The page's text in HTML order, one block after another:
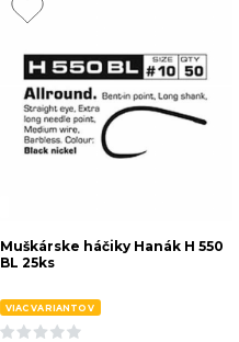
Muškárske háčiky Hanák H 550
BL 25ks
VIAC VARIANTOV